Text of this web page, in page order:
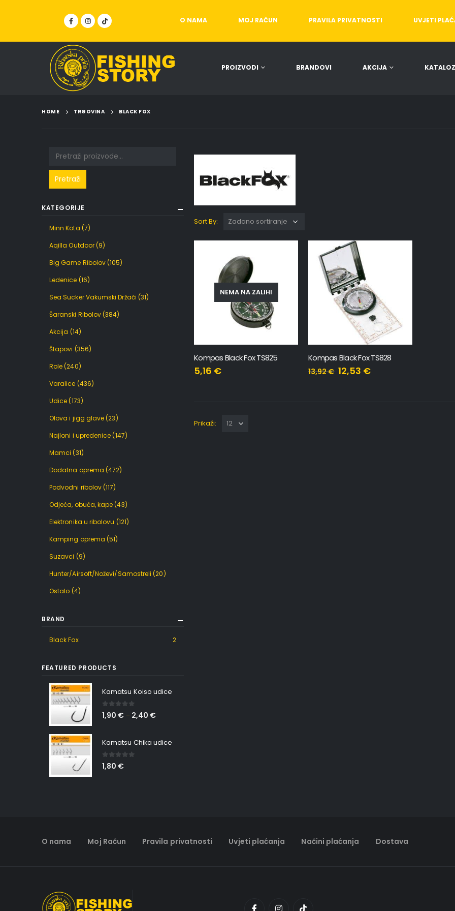
O NAMA MOJ RAČUN PRAVILA PRIVATNOSTI UVJETI
PROIZVODI BRANDOVI AKCIJA
HOME TRGOVINA BLACK FOX
Sort By:
NEMA NA ZALIHI
Kompas Black Fox TS825
5,16 €
Kompas Black Fox TS828
13,92€ 12,53 €
Prikaži:
Pretraži
KATEGORIJE
Minn Kota (7)
Aqilla Outdoor (9)
Big Game Ribolov (105)
Ledenice (16)
Sea Sucker Vakumski Držači (31)
Šaranski Ribolov (384)
Akcija (14)
Štapovi (356)
Role (240)
Varalice (436)
Udice (173)
Olova i jigg glave (23)
Najloni i upredenice (147)
Mamci (31)
Dodatna oprema (472)
Podvodni ribolov (117)
Odjeća, obuća, kape (43)
Elektronika u ribolovu (121)
Kamping oprema (51)
Suzavci (9)
Hunter/Airsoft/Noževi/Samostreli (20)
Ostalo (4)
BRAND
Black Fox 2
FEATURED PRODUCTS
Kamatsu Koiso udice
0 out of 5
1,90 € – 2,40 €
Kamatsu Chika udice
0 out of 5
1,80 €
O nama Moj Račun Pravila privatnosti Uvjeti plaćanja Načini plaćanja Dostava